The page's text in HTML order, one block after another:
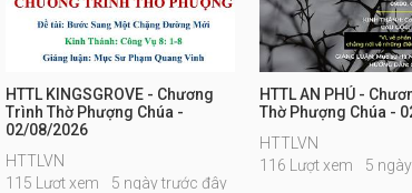
HTTL KINGSGROVE - Chương
Trình Thờ Phượng Chúa -
02/08/2026
HTTLVN
115 Lượt xem
5 ngày trước đây
HTTL AN PHÚ -
Thờ Phượng Chúa -
HTTLVN
116 Lượt xem
5